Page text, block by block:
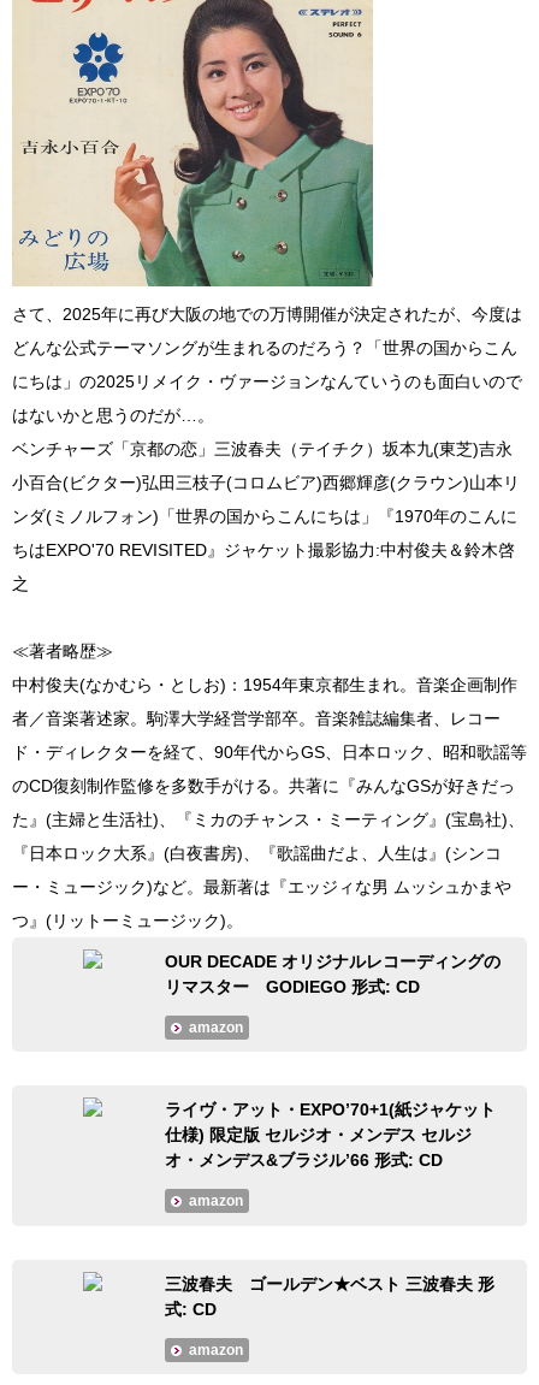
さて、2025年に再び大阪の地での万博開催が決定されたが、今度は
どんな公式テーマソングが生まれるのだろう？「世界の国からこん
にちは」の2025リメイク・ヴァージョンなんていうのも面白いので
はないかと思うのだが…。
ベンチャーズ「京都の恋」三波春夫（テイチク）坂本九(東芝)吉永
小百合(ビクター)弘田三枝子(コロムビア)西郷輝彦(クラウン)山本リ
ンダ(ミノルフォン)「世界の国からこんにちは」『1970年のこんに
ちはEXPO'70 REVISITED』ジャケット撮影協力:中村俊夫＆鈴木啓
之
≪著者略歴≫
中村俊夫(なかむら・としお)：1954年東京都生まれ。音楽企画制作
者／音楽著述家。駒澤大学経営学部卒。音楽雑誌編集者、レコー
ド・ディレクターを経て、90年代からGS、日本ロック、昭和歌謡等
のCD復刻制作監修を多数手がける。共著に『みんなGSが好きだっ
た』(主婦と生活社)、『ミカのチャンス・ミーティング』(宝島社)、
『日本ロック大系』(白夜書房)、『歌謡曲だよ、人生は』(シンコ
ー・ミュージック)など。最新著は『エッジィな男 ムッシュかまや
つ』(リットーミュージック)。
OUR DECADE オリジナルレコーディングの
リマスター GODIEGO 形式: CD
amazon
ライヴ・アット・EXPO’70+1(紙ジャケット
仕様) 限定版 セルジオ・メンデス セルジ
オ・メンデス&ブラジル’66 形式: CD
amazon
三波春夫 ゴールデン★ベスト 三波春夫 形
式: CD
amazon